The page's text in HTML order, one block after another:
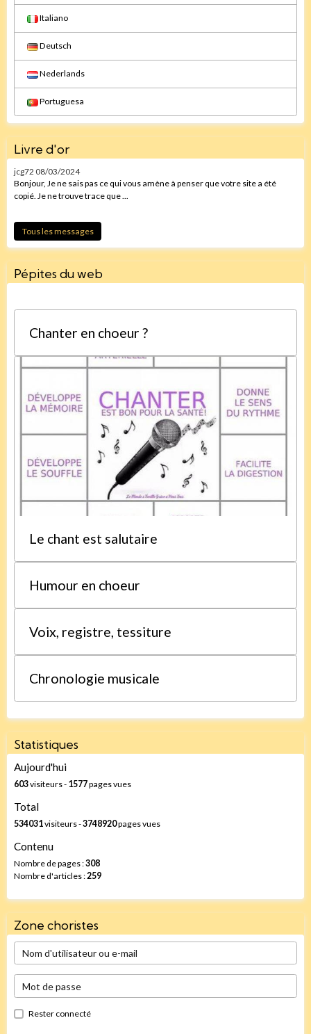
Italiano
Deutsch
Nederlands
Portuguesa
Livre d'or
jcg72 08/03/2024
Bonjour, Je ne sais pas ce qui vous amène à penser que votre site a été
copié. Je ne trouve trace que ...
Tous les messages
Pépites du web
Chanter en choeur ?
Le chant est salutaire
Humour en choeur
Voix, registre, tessiture
Chronologie musicale
Statistiques
Aujourd'hui
603visiteurs - 1577pages vues
Total
534031visiteurs -3748920pages vues
Contenu
Nombre de pages :308
Nombre d'articles : 259
Zone choristes
Rester connecté